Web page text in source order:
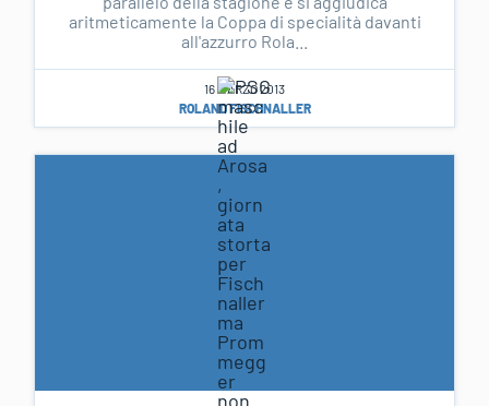
aritmeticamente la Coppa di specialità davanti
all'azzurro Rola...
16 MARZO 2013
ROLAND FISCHNALLER